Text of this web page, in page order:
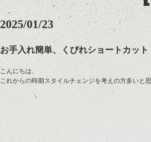
2025/01/23
お手入れ簡単、くびれショートカット
こんにちは、
これからの時期スタイルチェンジを考えの方多いと思
くびれショートで全体にタイトな印象、襟足が首に